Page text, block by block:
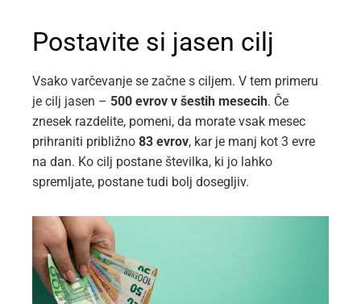
Postavite si jasen cilj
Vsako varčevanje se začne s ciljem. V tem primeru
je cilj jasen – 500 evrov v šestih mesecih. Če
znesek razdelite, pomeni, da morate vsak mesec
prihraniti približno 83 evrov, kar je manj kot 3 evre
na dan. Ko cilj postane številka, ki jo lahko
spremljate, postane tudi bolj dosegljiv.